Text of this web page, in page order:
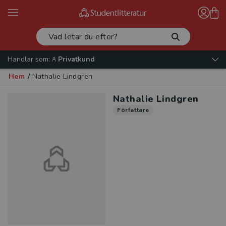
Handlar som:
Privatkund
Hem / Nathalie Lindgren
Nathalie Lindgren
Författare